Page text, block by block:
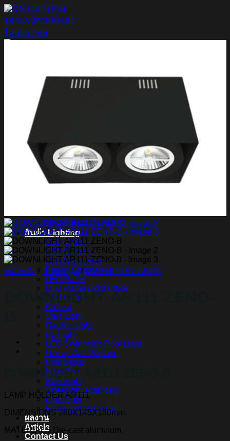
ข้าม
ไป
ยัง
Home
Magnetic Light
Track light
Downlight
DOWNLIGHT E27
DOWNLIGHT AR111
Downlight LED COB
หลอดไฟ LED LAMPO
สินค้า Lighting
LED Linear
LED Ribbon
LED Neon Flex
Power Supply
LED Panel
LED Panel Light Office
Wall Light
Bollard
Step Light
Garden Light
Up Light
LED Swimming Pool Light
Linear Wall Washer
Post Lamp
High Bay
Streetlight
Streetlight solar cell
Floodlight
Floodlight Solar Cell
ผลงาน
Article
Contact Us
หน้าหลัก / Downlight / DOWNLIGHT AR111
DOWNLIGHT AR111 ZENO-
DOWNLIGHT AR111 ZENO-B
LAMP HOLDERAR111
DIMENSIONS 280X145X160mm.
MATERIALS Die-cast aluminum